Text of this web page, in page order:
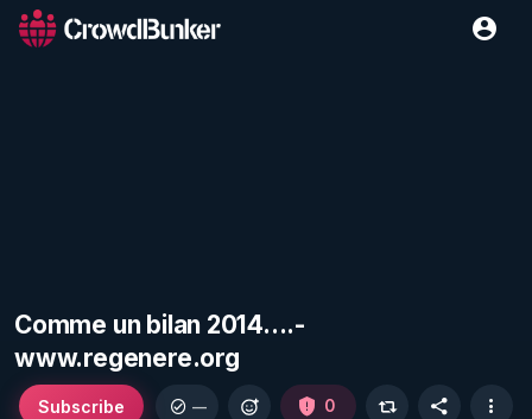
Comme un bilan 2014....-
www.regenere.org
Subscribe — 0